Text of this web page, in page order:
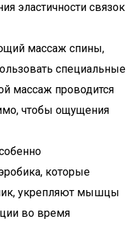
эластичности связок
массаж спины,
специальные
массаж проводится
чтобы ощущения
которые
укрепляют мышцы
во время